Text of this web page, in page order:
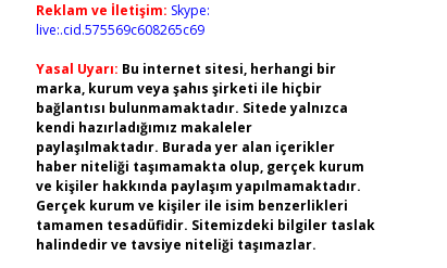
Reklam ve İletişim: Skype:
live:.cid.575569c608265c69
Yasal Uyarı: Bu internet sitesi, herhangi bir
marka, kurum veya şahıs şirketi ile hiçbir
bağlantısı bulunmamaktadır. Sitede yalnızca
kendi hazırladığımız makaleler
paylaşılmaktadır. Burada yer alan içerikler
haber niteliği taşımamakta olup, gerçek kurum
ve kişiler hakkında paylaşım yapılmamaktadır.
Gerçek kurum ve kişiler ile isim benzerlikleri
tamamen tesadüfidir. Sitemizdeki bilgiler taslak
halindedir ve tavsiye niteliği taşımazlar.